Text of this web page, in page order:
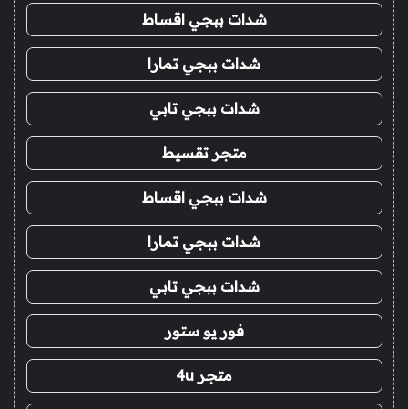
شدات ببجي اقساط
شدات ببجي تمارا
شدات ببجي تابي
متجر تقسيط
شدات ببجي اقساط
شدات ببجي تمارا
شدات ببجي تابي
فور يو ستور
متجر 4u